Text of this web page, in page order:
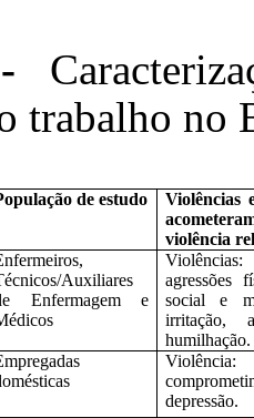
trabalho no
de estudo
Violências
violência
Auxiliares
Enfermagem e
agressões
social e
irritação,
humilhação.
depressão.